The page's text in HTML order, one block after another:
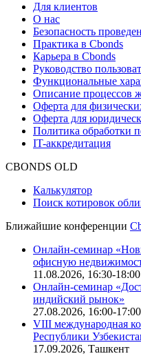
Для клиентов
О нас
Безопасность
Практика в Cbonds
Карьера в Cbonds
Руководство
Функциональные
Описание процессов
Оферта для
Оферта для
Политика обработки
IT-аккредитация
CBONDS OLD
Калькулятор
Поиск котировок
Ближайшие конференции
Онлайн-семинар
офисную
11.08.2026, 16:30-
Онлайн-семинар
индийский рынок»
27.08.2026, 16:00-
VIII международная
Республики
17.09.2026, Ташкент